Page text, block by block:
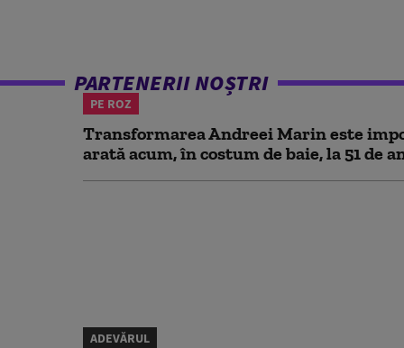
PARTENERII NOȘTRI
PE ROZ
Transformarea Andreei Marin este
arată acum, în costum de baie, la 51 de
ADEVĂRUL